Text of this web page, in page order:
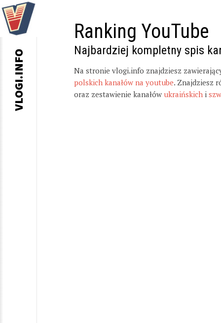
Ranking YouTube
Najbardziej kompletny spis
Na stronie vlogi.info znajdziesz
polskich kanałów na youtube. Znajdziesz
oraz zestawienie kanałów ukraińskich i
VLOGI.INFO